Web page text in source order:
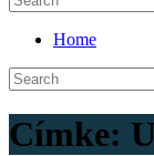
Home
Címke: